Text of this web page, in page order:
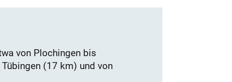
von Plochingen bis
(17 km) und von